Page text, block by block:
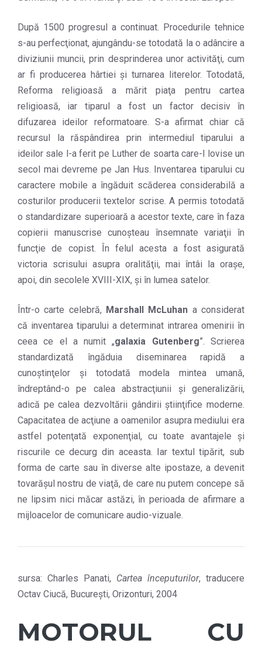
După 1500 progresul a continuat. Procedurile tehnice
s-au perfecţionat, ajungându-se totodată la o adâncire a
diviziunii muncii, prin desprinderea unor activităţi, cum
ar fi producerea hârtiei şi turnarea literelor. Totodată,
Reforma religioasă a mărit piaţa pentru cartea
religioasă, iar tiparul a fost un factor decisiv în
difuzarea ideilor reformatoare. S-a afirmat chiar că
recursul la răspândirea prin intermediul tiparului a
ideilor sale l-a ferit pe Luther de soarta care-l lovise un
secol mai devreme pe Jan Hus. Inventarea tiparului cu
caractere mobile a îngăduit scăderea considerabilă a
costurilor producerii textelor scrise. A permis totodată
o standardizare superioară a acestor texte, care în faza
copierii manuscrise cunoşteau însemnate variaţii în
funcţie de copist. În felul acesta a fost asigurată
victoria scrisului asupra oralităţii, mai întâi la oraşe,
apoi, din secolele XVIII-XIX, şi în lumea satelor.
Într-o carte celebră, Marshall McLuhan a considerat
că inventarea tiparului a determinat intrarea omenirii în
ceea ce el a numit „galaxia Gutenberg”. Scrierea
standardizată îngăduia diseminarea rapidă a
cunoştinţelor şi totodată modela mintea umană,
îndreptând-o pe calea abstracţiunii şi generalizării,
adică pe calea dezvoltării gândirii ştiinţifice moderne.
Capacitatea de acţiune a oamenilor asupra mediului era
astfel potenţată exponenţial, cu toate avantajele şi
riscurile ce decurg din aceasta. Iar textul tipărit, sub
forma de carte sau în diverse alte ipostaze, a devenit
tovarăşul nostru de viaţă, de care nu putem concepe să
ne lipsim nici măcar astăzi, în perioada de afirmare a
mijloacelor de comunicare audio-vizuale.
sursa: Charles Panati, Cartea începuturilor, traducere
Octav Ciucă, București, Orizonturi, 2004
MOTORUL CU